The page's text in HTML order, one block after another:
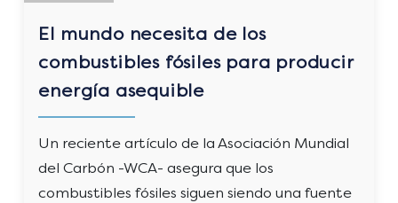
El mundo necesita de los
combustibles fósiles para producir
energía asequible
Un reciente artículo de la Asociación Mundial
del Carbón -WCA- asegura que los
combustibles fósiles siguen siendo una fuente